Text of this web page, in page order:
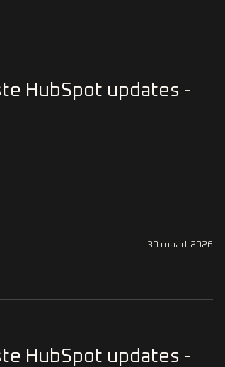
HubSpot updates -
30 maart 2026
HubSpot updates -